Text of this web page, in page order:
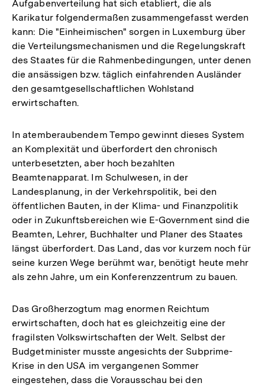
Aufgabenverteilung hat sich etabliert, die als
Karikatur folgendermaßen zusammengefasst werden
kann: Die "Einheimischen" sorgen in Luxemburg über
die Verteilungsmechanismen und die Regelungskraft
des Staates für die Rahmenbedingungen, unter denen
die ansässigen bzw. täglich einfahrenden Ausländer
den gesamtgesellschaftlichen Wohlstand
erwirtschaften.
In atemberaubendem Tempo gewinnt dieses System
an Komplexität und überfordert den chronisch
unterbesetzten, aber hoch bezahlten
Beamtenapparat. Im Schulwesen, in der
Landesplanung, in der Verkehrspolitik, bei den
öffentlichen Bauten, in der Klima- und Finanzpolitik
oder in Zukunftsbereichen wie E-Government sind die
Beamten, Lehrer, Buchhalter und Planer des Staates
längst überfordert. Das Land, das vor kurzem noch für
seine kurzen Wege berühmt war, benötigt heute mehr
als zehn Jahre, um ein Konferenzzentrum zu bauen.
Das Großherzogtum mag enormen Reichtum
erwirtschaften, doch hat es gleichzeitig eine der
fragilsten Volkswirtschaften der Welt. Selbst der
Budgetminister musste angesichts der Subprime-
Krise in den USA im vergangenen Sommer
eingestehen, dass die Vorausschau bei den